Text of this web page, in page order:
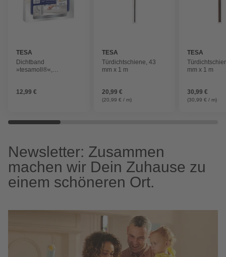
TESA
Dichtband
»tesamoll®«,
12,99 €
TESA
Türdichtschiene, 43
mm x 1 m
20,99 €
(20,99 € / m)
TESA
mm x 1 m
30,99 €
(30,99 € / m)
Newsletter: Zusammen
machen wir Dein Zuhause zu
einem schöneren Ort.